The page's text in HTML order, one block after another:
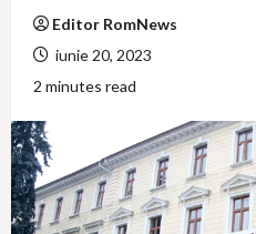
Editor RomNews
iunie 20, 2023
2 minutes read